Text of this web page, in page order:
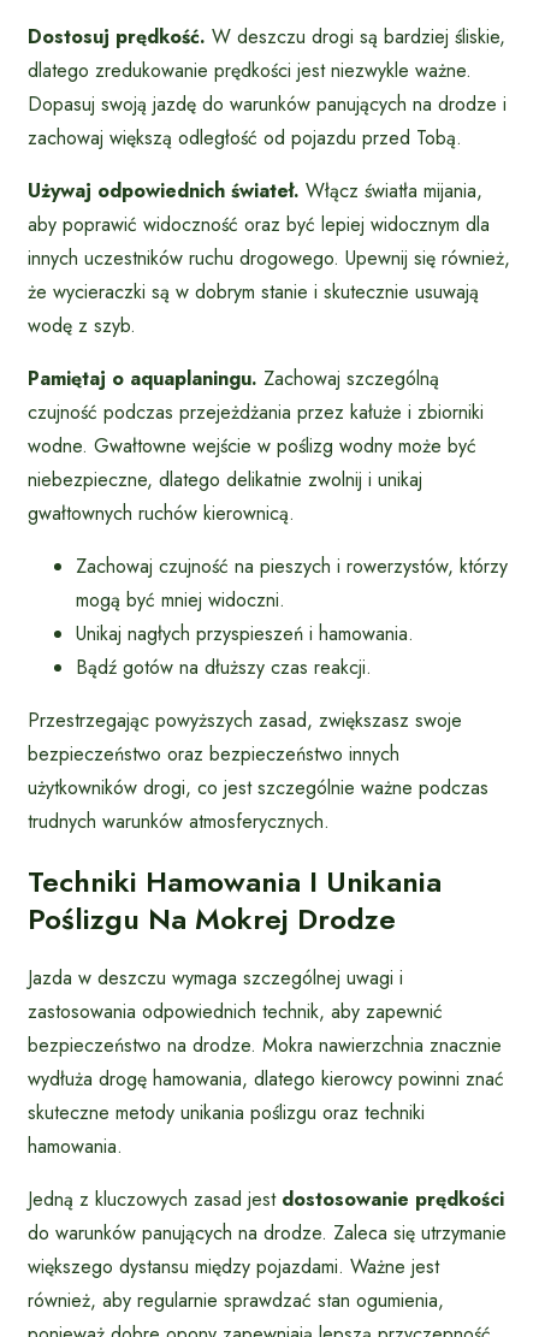
Dostosuj prędkość. W deszczu drogi są bardziej śliskie,
dlatego zredukowanie prędkości jest niezwykle ważne.
Dopasuj swoją jazdę do warunków panujących na drodze i
zachowaj większą odległość od pojazdu przed Tobą.
Używaj odpowiednich świateł. Włącz światła mijania,
aby poprawić widoczność oraz być lepiej widocznym dla
innych uczestników ruchu drogowego. Upewnij się również,
że wycieraczki są w dobrym stanie i skutecznie usuwają
wodę z szyb.
Pamiętaj o aquaplaningu. Zachowaj szczególną
czujność podczas przejeżdżania przez kałuże i zbiorniki
wodne. Gwałtowne wejście w poślizg wodny może być
niebezpieczne, dlatego delikatnie zwolnij i unikaj
gwałtownych ruchów kierownicą.
Zachowaj czujność na pieszych i rowerzystów, którzy
mogą być mniej widoczni.
Unikaj nagłych przyspieszeń i hamowania.
Bądź gotów na dłuższy czas reakcji.
Przestrzegając powyższych zasad, zwiększasz swoje
bezpieczeństwo oraz bezpieczeństwo innych
użytkowników drogi, co jest szczególnie ważne podczas
trudnych warunków atmosferycznych.
Techniki Hamowania I Unikania
Poślizgu Na Mokrej Drodze
Jazda w deszczu wymaga szczególnej uwagi i
zastosowania odpowiednich technik, aby zapewnić
bezpieczeństwo na drodze. Mokra nawierzchnia znacznie
wydłuża drogę hamowania, dlatego kierowcy powinni znać
skuteczne metody unikania poślizgu oraz techniki
hamowania.
Jedną z kluczowych zasad jest dostosowanie prędkości
do warunków panujących na drodze. Zaleca się utrzymanie
większego dystansu między pojazdami. Ważne jest
również, aby regularnie sprawdzać stan ogumienia,